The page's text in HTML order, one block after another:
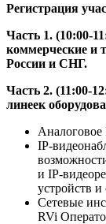
Регистрация
Часть 1. (10:00-
коммерческие и
России и СНГ.
Часть 2. (11:00-
линеек
IP-
и IP-
устройств
Сетевые
RVi